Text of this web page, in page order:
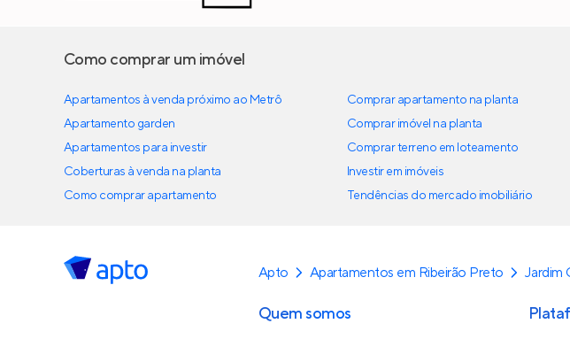
Como comprar um imóvel
Apartamentos à venda próximo ao Metrô
Apartamento garden
Apartamentos para investir
Coberturas à venda na planta
Como comprar apartamento
Comprar apartamento na planta
Comprar imóvel na planta
Comprar terreno em loteamento
Investir em imóveis
Tendências do mercado imobiliário
Apto Apartamentos em Ribeirão Preto Jardim
Quem somos